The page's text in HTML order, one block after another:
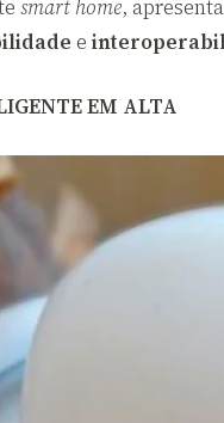
smart home,
e
EM ALTA